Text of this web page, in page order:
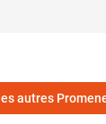
autres